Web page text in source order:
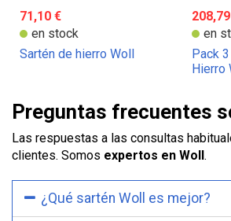
71,10 €
en stock
Sartén de hierro Woll
en
Pack
Hierro
Preguntas frecuentes
Las respuestas a las consultas
clientes. Somos expertos en Woll.
¿Qué sartén Woll es mejor?